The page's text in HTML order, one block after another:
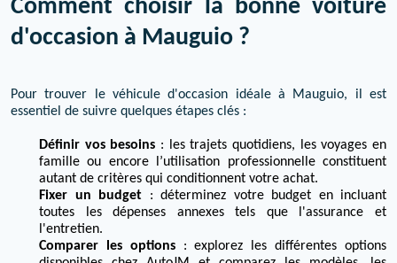
Comment choisir la bonne voiture
d'occasion à Mauguio ?
Pour trouver le véhicule d'occasion idéale à Mauguio, il est
essentiel de suivre quelques étapes clés :
Définir vos besoins : les trajets quotidiens, les voyages en
famille ou encore l’utilisation professionnelle constituent
autant de critères qui conditionnent votre achat.
Fixer un budget : déterminez votre budget en incluant
toutes les dépenses annexes tels que l'assurance et
l'entretien.
Comparer les options: explorez les différentes options